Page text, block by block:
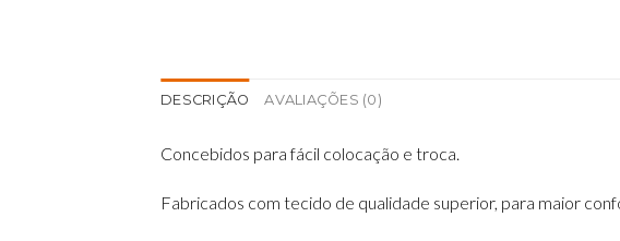
DESCRIÇÃO AVALIAÇÕES (0)
Concebidos para fácil colocação e troca.
Fabricados com tecido de qualidade superior, para maior